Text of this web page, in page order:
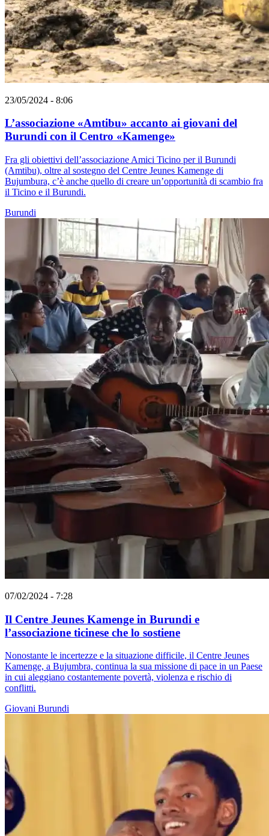
23/05/2024 - 8:06
L’associazione «Amtibu» accanto ai giovani del
Burundi con il Centro «Kamenge»
Fra gli obiettivi dell’associazione Amici Ticino per il Burundi
(Amtibu), oltre al sostegno del Centre Jeunes Kamenge di
Bujumbura, c’è anche quello di creare un’opportunità di scambio fra
il Ticino e il Burundi.
Burundi
07/02/2024 - 7:28
Il Centre Jeunes Kamenge in Burundi e
l’associazione ticinese che lo sostiene
Nonostante le incertezze e la situazione difficile, il Centre Jeunes
Kamenge, a Bujumbra, continua la sua missione di pace in un Paese
in cui aleggiano costantemente povertà, violenza e rischio di
conflitti.
Giovani Burundi